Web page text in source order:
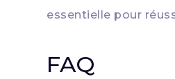
essentielle pour
FAQ